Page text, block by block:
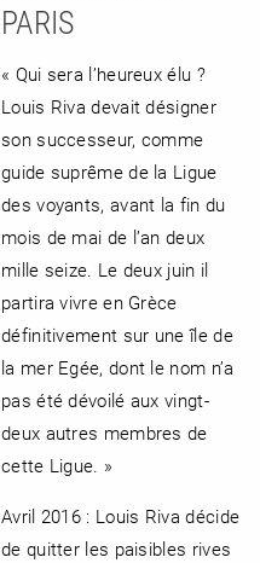
PARIS
« Qui sera l’heureux élu ?
Louis Riva devait désigner
son successeur, comme
guide suprême de la Ligue
des voyants, avant la fin du
mois de mai de l’an deux
mille seize. Le deux juin il
partira vivre en Grèce
définitivement sur une île de
la mer Egée, dont le nom n’a
pas été dévoilé aux vingt-
deux autres membres de
cette Ligue. »
Avril 2016 : Louis Riva décide
de quitter les paisibles rives